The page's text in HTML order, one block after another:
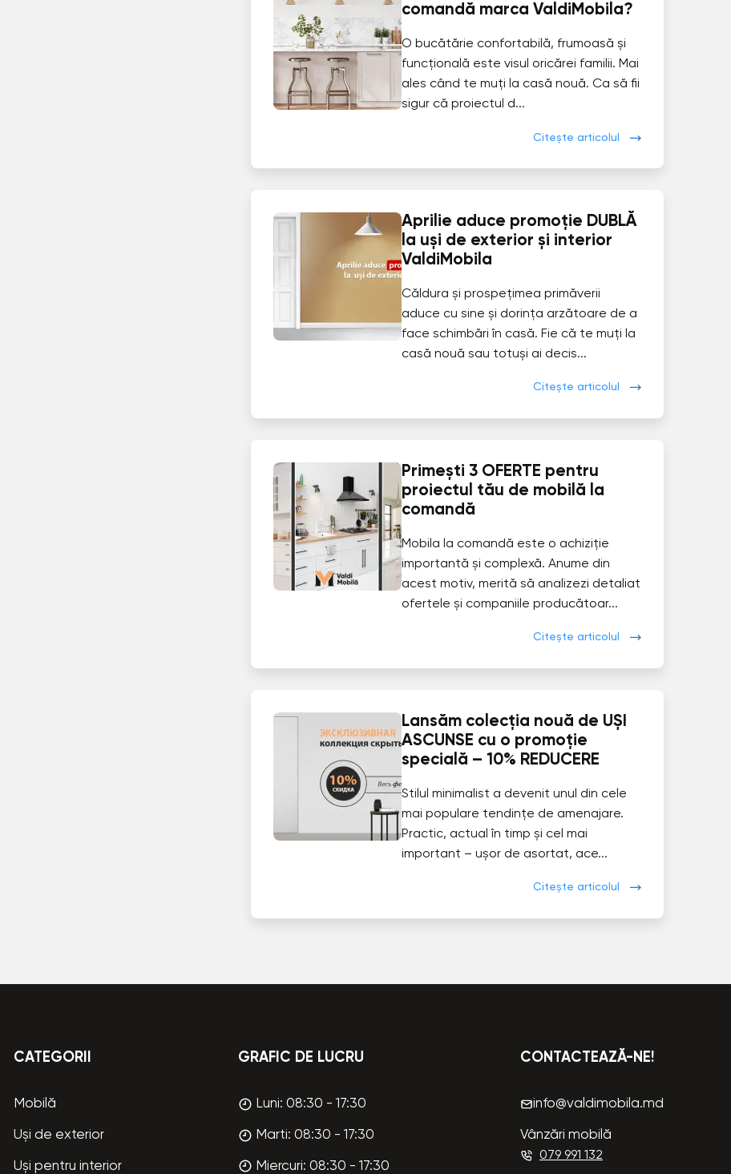
comandă marca ValdiMobila?
O bucătărie confortabilă, frumoasă și
funcțională este visul oricărei familii. Mai
ales când te muți la casă nouă. Ca să fii
sigur că proiectul d...
Citește articolul
Aprilie aduce promoție DUBLĂ
la uși de exterior și interior
ValdiMobila
Căldura și prospețimea primăverii
aduce cu sine și dorința arzătoare de a
face schimbări în casă. Fie că te muți la
casă nouă sau totuși ai decis...
Citește articolul
Primești 3 OFERTE pentru
proiectul tău de mobilă la
comandă
Mobila la comandă este o achiziție
importantă și complexă. Anume din
acest motiv, merită să analizezi detaliat
ofertele și companiile producătoar...
Citește articolul
Lansăm colecția nouă de UȘI
ASCUNSE cu o promoție
specială – 10% REDUCERE
Stilul minimalist a devenit unul din cele
mai populare tendințe de amenajare.
Practic, actual în timp și cel mai
important – ușor de asortat, ace...
Citește articolul
CATEGORII
Mobilă
Uși de exterior
Uși pentru interior
GRAFIC DE LUCRU
Luni: 08:30 - 17:30
Marti: 08:30 - 17:30
Miercuri: 08:30 - 17:30
CONTACTEAZĂ-NE!
info@valdimobila.md
Vânzări mobilă
079 991 132